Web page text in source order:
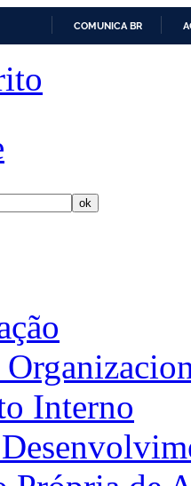
COMUNICA BR
Interno